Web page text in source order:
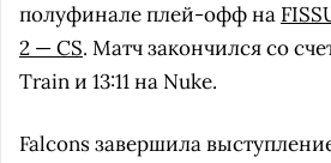
полуфинале плей-офф на
2 — CS. Матч закончился со
Train и 13:11 на Nuke.
Falcons завершила